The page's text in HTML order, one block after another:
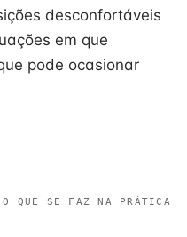
desconfortáveis
em que
pode ocasionar
O QUE SE FAZ NA PRÁTICA